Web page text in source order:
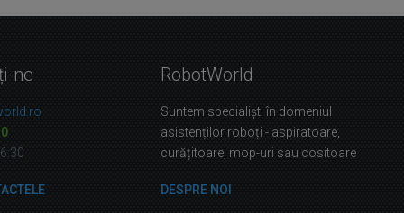
ne RobotWorld
Suntem specialiști în domeniul
asistenților roboți - aspiratoare,
curățitoare, mop-uri sau cositoare
DESPRE NOI